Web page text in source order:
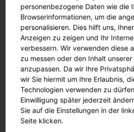
können wir Ihnen auch in
Datenschutz
wichtig!
Wir antworten Ihnen per
stimmig. Wir werden diesen
nutzen, um Ihnen Werbung
uns geht so weit, wie Sie ihn
Fragen beantwortet, dann
Rufnummer nicht weiter für
personenbezogene Daten wie die
Browserinformationen, um die
personalisieren. Dies hilft uns,
Anzeigen zu zeigen und Ihr
verbessern. Wir verwenden diese
zu messen oder den Inhalt unserer
anzupassen. Da wir Ihre
wir Sie hiermit um Ihre Erlaubnis,
Technologien verwenden zu
Einwilligung später jederzeit
Sie auf die Einstellungen in der
Seite klicken.